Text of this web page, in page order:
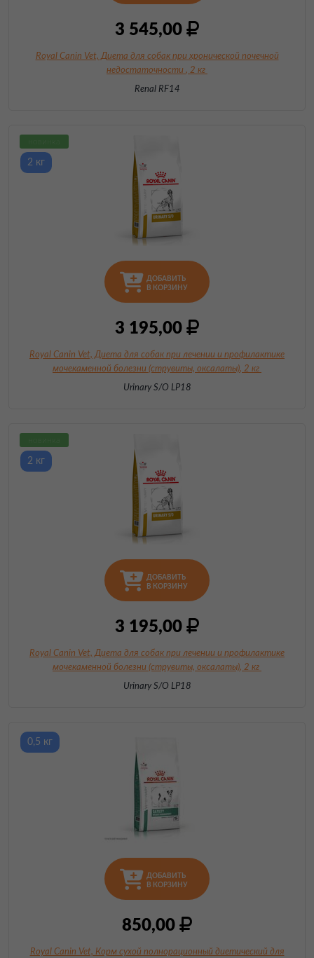
3 545,00
Royal Canin Vet, Диета для собак при хронической почечной
недостаточности , 2 кг
Renal RF14
ДОБАВИТЬ
В КОРЗИНУ
3 195,00
2 кг
Royal Canin Vet, Диета для собак при лечении и профилактике
мочекаменной болезни (струвиты, оксалаты), 2 кг
Urinary S/O LP18
ДОБАВИТЬ
В КОРЗИНУ
3 195,00
2 кг
Royal Canin Vet, Диета для собак при лечении и профилактике
мочекаменной болезни (струвиты, оксалаты), 2 кг
Urinary S/O LP18
ДОБАВИТЬ
В КОРЗИНУ
850,00
0,5 кг
Royal Canin Vet, Корм сухой полнорационный диетический для